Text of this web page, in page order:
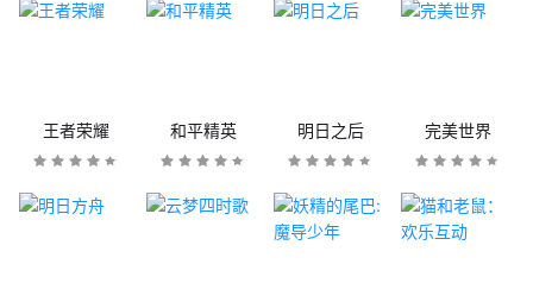
王者荣耀 和平精英 明日之后 完美世界